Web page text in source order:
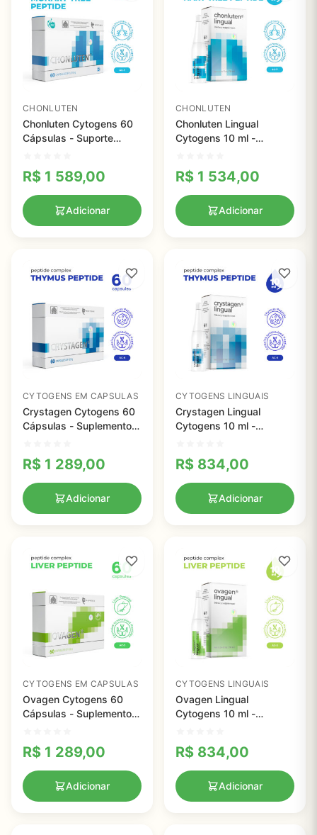
CHONLUTEN
Chonluten Cytogens 60
Cápsulas - Suporte
Hepática
R$ 1 589,00
Adicionar
CHONLUTEN
Chonluten Lingual
Cytogens 10 ml -
Respiratório
R$ 1 534,00
Adicionar
CYTOGENS EM CAPSULAS
Crystagen Cytogens 60
Cápsulas - Suplemento
R$ 1 289,00
Adicionar
CYTOGENS LINGUAIS
Crystagen Lingual
Cytogens 10 ml -
Imunológico
R$ 834,00
Adicionar
CYTOGENS EM CAPSULAS
Ovagen Cytogens 60
Cápsulas - Suplemento
Saudável
R$ 1 289,00
Adicionar
CYTOGENS LINGUAIS
Ovagen Lingual
Cytogens 10 ml -
Naturais
R$ 834,00
Adicionar